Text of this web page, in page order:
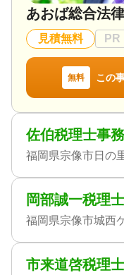
あおば総合法
見積無料 PR
無料 この
佐伯税理士事
福岡県宗像市日の
岡部誠一税理
福岡県宗像市城西
市来道啓税理